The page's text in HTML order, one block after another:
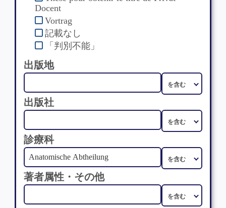
Docent
Vortrag
記載なし
「判別不能」
出版地
出版社
診療科
著者属性・その他